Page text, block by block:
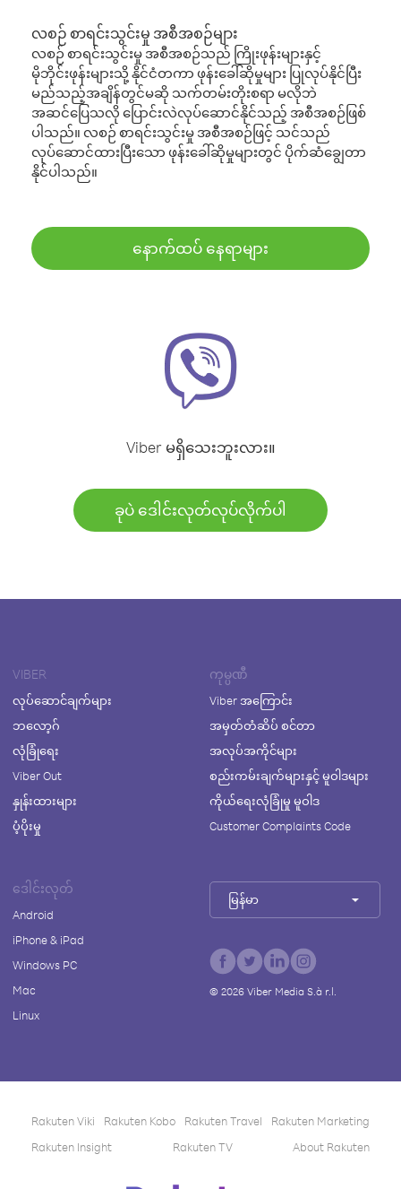
လစဉ် စာရင်းသွင်းမှု အစီအစဉ်များ
လစဉ် စာရင်းသွင်းမှု အစီအစဉ်သည် ကြိုးဖုန်းများနှင့်
မိုဘိုင်းဖုန်းများသို့ နိုင်ငံတကာ ဖုန်းခေါ်ဆိုမှုများ ပြုလုပ်နိုင်ပြီး
မည်သည့်အချိန်တွင်မဆို သက်တမ်းတိုးစရာ မလိုဘဲ
အဆင်ပြေသလို ပြောင်းလဲလုပ်ဆောင်နိုင်သည့် အစီအစဉ်ဖြစ်
ပါသည်။ လစဉ် စာရင်းသွင်းမှု အစီအစဉ်ဖြင့် သင်သည်
လုပ်ဆောင်ထားပြီးသော ဖုန်းခေါ်ဆိုမှုများတွင် ပိုက်ဆံချွေတာ
နိုင်ပါသည်။
နောက်ထပ် နေရာများ
Viber မရှိသေးဘူးလား။
ခုပဲ ဒေါင်းလုတ်လုပ်လိုက်ပါ
VIBER
လုပ်ဆောင်ချက်များ
ဘလော့ဂ်
လုံခြုံရေး
Viber Out
နှုန်းထားများ
ပံ့ပိုးမှု
ကုမ္ပဏီ
Viber အကြောင်း
အမှတ်တံဆိပ် စင်တာ
အလုပ်အကိုင်များ
စည်းကမ်းချက်များနှင့် မူဝါဒများ
ကိုယ်ရေးလုံခြုံမှု မူဝါဒ
Customer Complaints Code
ဒေါင်းလုတ်
Android
iPhone & iPad
Windows PC
Mac
Linux
မြန်မာ
© 2026Viber Media S.à r.l.
Rakuten Viki Rakuten Kobo Rakuten Travel
Rakuten Marketing
Rakuten Insight
Rakuten TV About Rakuten